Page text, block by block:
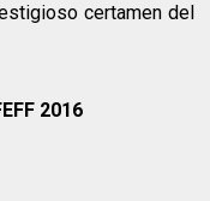
certamen del
2016